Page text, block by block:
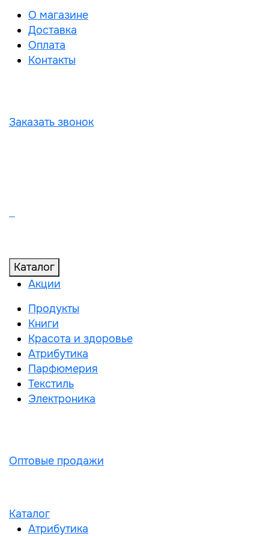
О магазине
Доставка
Оплата
Контакты
Заказать звонок
Каталог
Акции
Продукты
Книги
Красота и здоровье
Атрибутика
Парфюмерия
Текстиль
Электроника
Оптовые продажи
Каталог
Атрибутика